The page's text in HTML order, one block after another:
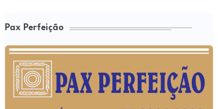
Pax Perfeição